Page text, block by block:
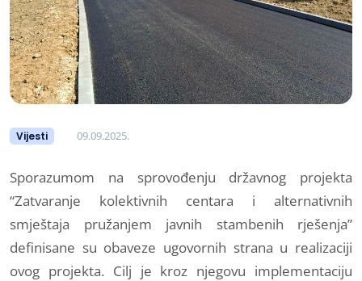
Vijesti 09.09.2025.
Sporazumom na sprovođenju državnog projekta
“Zatvaranje kolektivnih centara i alternativnih
smještaja pružanjem javnih stambenih rješenja”
definisane su obaveze ugovornih strana u realizaciji
ovog projekta. Cilj je kroz njegovu implementaciju